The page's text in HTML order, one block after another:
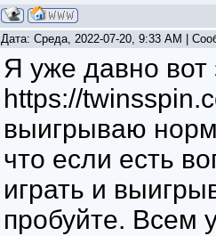
Дата: Среда, 2022-07-20, 9:33 AM |
Я уже давно вот
https://
выигрываю
что если есть
играть и
пробуйте. Всем